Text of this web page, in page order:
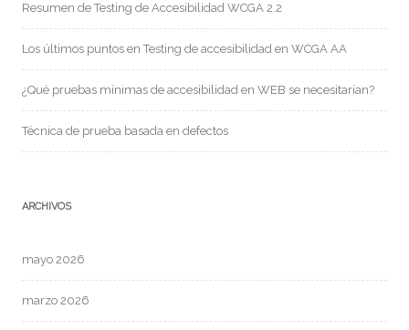
Resumen de Testing de Accesibilidad WCGA 2.2
Los últimos puntos en Testing de accesibilidad en WCGA AA
¿Qué pruebas mínimas de accesibilidad en WEB se necesitarían?
Técnica de prueba basada en defectos
ARCHIVOS
mayo 2026
marzo 2026